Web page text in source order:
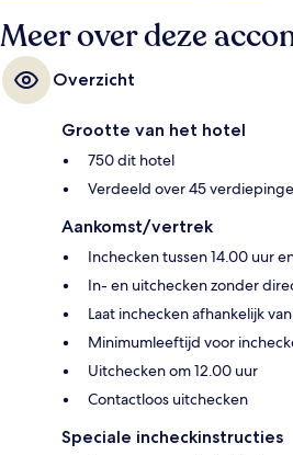
Meer over deze
Overzicht
Grootte van het hotel
750 dit hotel
Verdeeld over 45
Aankomst/vertrek
Inchecken tussen 14.00 uur
In- en uitchecken zonder
Laat inchecken afhankelijk
Minimumleeftijd voor
Uitchecken om 12.00 uur
Contactloos uitchecken
Speciale incheckinstructies